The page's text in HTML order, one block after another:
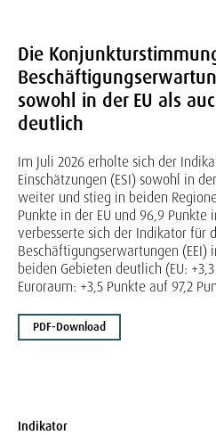
Die
sowohl in der EU als
deutlich
Im Juli 2026 erholte sich der
Einschätzungen (ESI) sowohl in
weiter und stieg in beiden
Punkte in der EU und 96,9
verbesserte sich der Indikator für
Beschäftigungserwartungen (EEI)
beiden Gebieten deutlich (EU:
Euroraum: +3,5 Punkte auf 97,2
PDF-Download
Indikator